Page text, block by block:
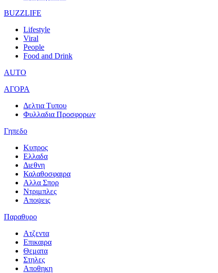
BUZZLIFE
Lifestyle
Viral
People
Food and Drink
AUTO
ΑΓΟΡΑ
Δελτια Τυπου
Φυλλαδια Προσφορων
Γηπεδο
Κυπρος
Ελλαδα
Διεθνη
Καλαθοσφαιρα
Αλλα Σπορ
Ντριμπλες
Αποψεις
Παραθυρο
Ατζεντα
Επικαιρα
Θεματα
Στηλες
Αποθηκη